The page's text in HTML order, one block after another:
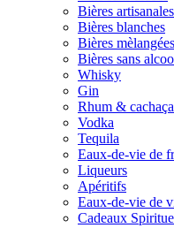
Bières
Bières blanches
Bières
Bières sans
Whisky
Gin
Rhum & cachaça
Vodka
Tequila
Eaux-de-vie de
Liqueurs
Apéritifs
Eaux-de-vie de
Cadeaux